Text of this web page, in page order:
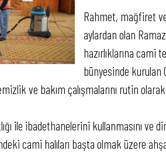
Rahmet, mağfiret ve
aylardan olan
hazırlıklarına
bünyesinde kurulan
ve bakım çalışmalarını rutin
ile ibadethanelerini kullanmasını
cami halıları başta olmak üzere